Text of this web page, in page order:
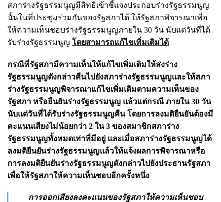
สภาร่างรัฐธรรมนูญมีสิทธิเข้าชี้แจงประกอบร่างรัฐธรรมนูญ
นั้นในที่ประชุมร่วมกันของรัฐสภาได้ ให้รัฐสภาพิจารณาเพื่อ
ให้ความเห็นชอบร่างรัฐธรรมนูญภายใน 30 วัน นับแต่วันที่ได้
รับร่างรัฐธรรมนูญ โดยสามารถแก้ไขเพิ่มเติมได้
กรณีที่รัฐสภามีความเห็นให้แก้ไขเพิ่มเติมให้ส่งร่าง
รัฐธรรมนูญดังกล่าวคืนไปยังสภาร่างรัฐธรรมนูญและให้สภา
ร่างรัฐธรรมนูญพิจารณาแก้ไขเพิ่มเติมตามความเห็นของ
รัฐสภา หรือยืนยันร่างรัฐธรรมนูญ แล้วแต่กรณี ภายใน 30 วัน
นับแต่วันที่ได้รับร่างรัฐธรรมนูญคืน โดยการลงมติยืนยันต้องมี
คะแนนเสียงไม่น้อยกว่า 2 ใน 3 ของสมาชิกสภาร่าง
รัฐธรรมนูญทั้งหมดเท่าที่มีอยู่ และเมื่อสภาร่างรัฐธรรมนูญได้
ลงมติยืนยันร่างรัฐธรรมนูญแล้วให้แจ้งผลการพิจารณาหรือ
การลงมติยืนยันร่างรัฐธรรมนูญดังกล่าวไปยังประธานรัฐสภา
เพื่อให้รัฐสภาให้ความเห็นชอบอีกครั้งหนึ่ง
การออกเสียงลงคะแนนของรัฐสภาให้ความเห็นชอบ